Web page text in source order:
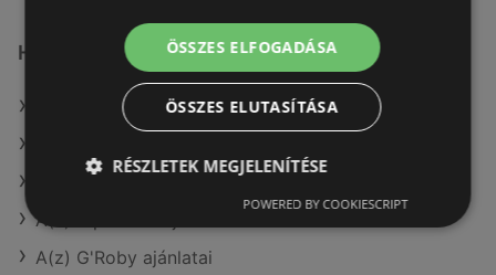
Hasonló kiskereskedők
A(z) Tesco ajánlatai
A(z) AlphaZoo ajánlatai
A(z) G'Roby ajánlatai
ÖSSZES ELFOGADÁSA
ÖSSZES ELUTASÍTÁSA
RÉSZLETEK MEGJELENÍTÉSE
POWERED BY COOKIESCRIPT